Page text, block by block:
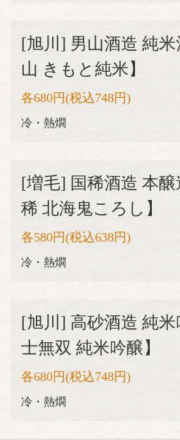
[旭川] 男山酒造 純米
山 きもと純米】
各680円(税込748円)
冷・熱燗
[増毛] 国稀酒造 本醸
稀 北海鬼ころし】
各580円(税込638円)
冷・熱燗
[旭川] 高砂酒造 純米
士無双 純米吟醸】
各680円(税込748円)
冷・熱燗